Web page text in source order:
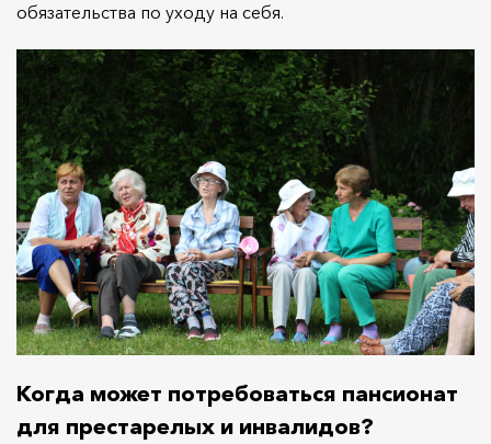
обязательства по уходу на себя.
Когда может потребоваться пансионат
для престарелых и инвалидов?